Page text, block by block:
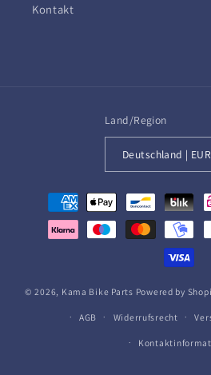
Kontakt
Land/Region
Zahlungsmethoden
© 2026, Kama Bike Parts Powered by
AGB Widerrufsrecht